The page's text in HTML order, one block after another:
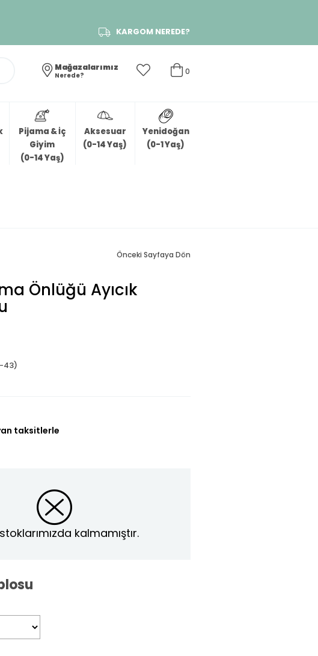
KARGOM NEREDE?
0
Mağazalarımız
Nerede?
Pijama & İç
Giyim
(0-14 Yaş)
Aksesuar
(0-14 Yaş)
Yenidoğan
(0-1 Yaş)
Önceki Sayfaya Dön
Önlüğü Ayıcık
43)
taksitlerle
kalmamıştır.